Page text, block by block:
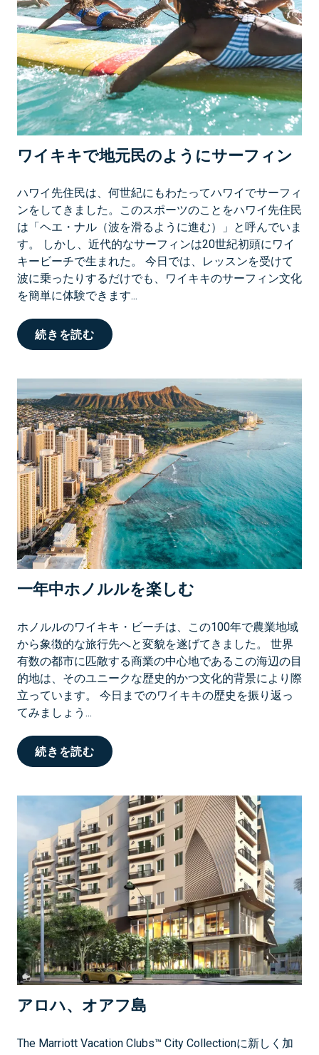
ケ
ー
シ
ョ
ン
・
ク
ラ
ブ
シ
テ
ィ
コ
レ
ク
シ
の
紹
介
ワイキキで地元民のようにサーフィン
ハワイ先住民は、何世紀にもわたってハワイでサーフィ
ンをしてきました。このスポーツのことをハワイ先住民
は「ヘエ・ナル（波を滑るように進む）」と呼んでいま
す。 しかし、近代的なサーフィンは20世紀初頭にワイ
キービーチで生まれた。 今日では、レッスンを受けて
波に乗ったりするだけでも、ワイキキのサーフィン文化
を簡単に体験できます...
続きを読む
イ
で
地
元
民
の
よ
う
に
サ
ー
フ
ィ
一年中ホノルルを楽しむ
ホノルルのワイキキ・ビーチは、この100年で農業地域
から象徴的な旅行先へと変貌を遂げてきました。 世界
有数の都市に匹敵する商業の中心地であるこの海辺の目
的地は、そのユニークな歴史的かつ文化的背景により際
立っています。 今日までのワイキキの歴史を振り返っ
てみましょう...
続きを読む
年
ホ
ノ
ル
ル
を
楽
し
む
アロハ、オアフ島
The Marriott Vacation Clubs™ City Collectionに新しく加